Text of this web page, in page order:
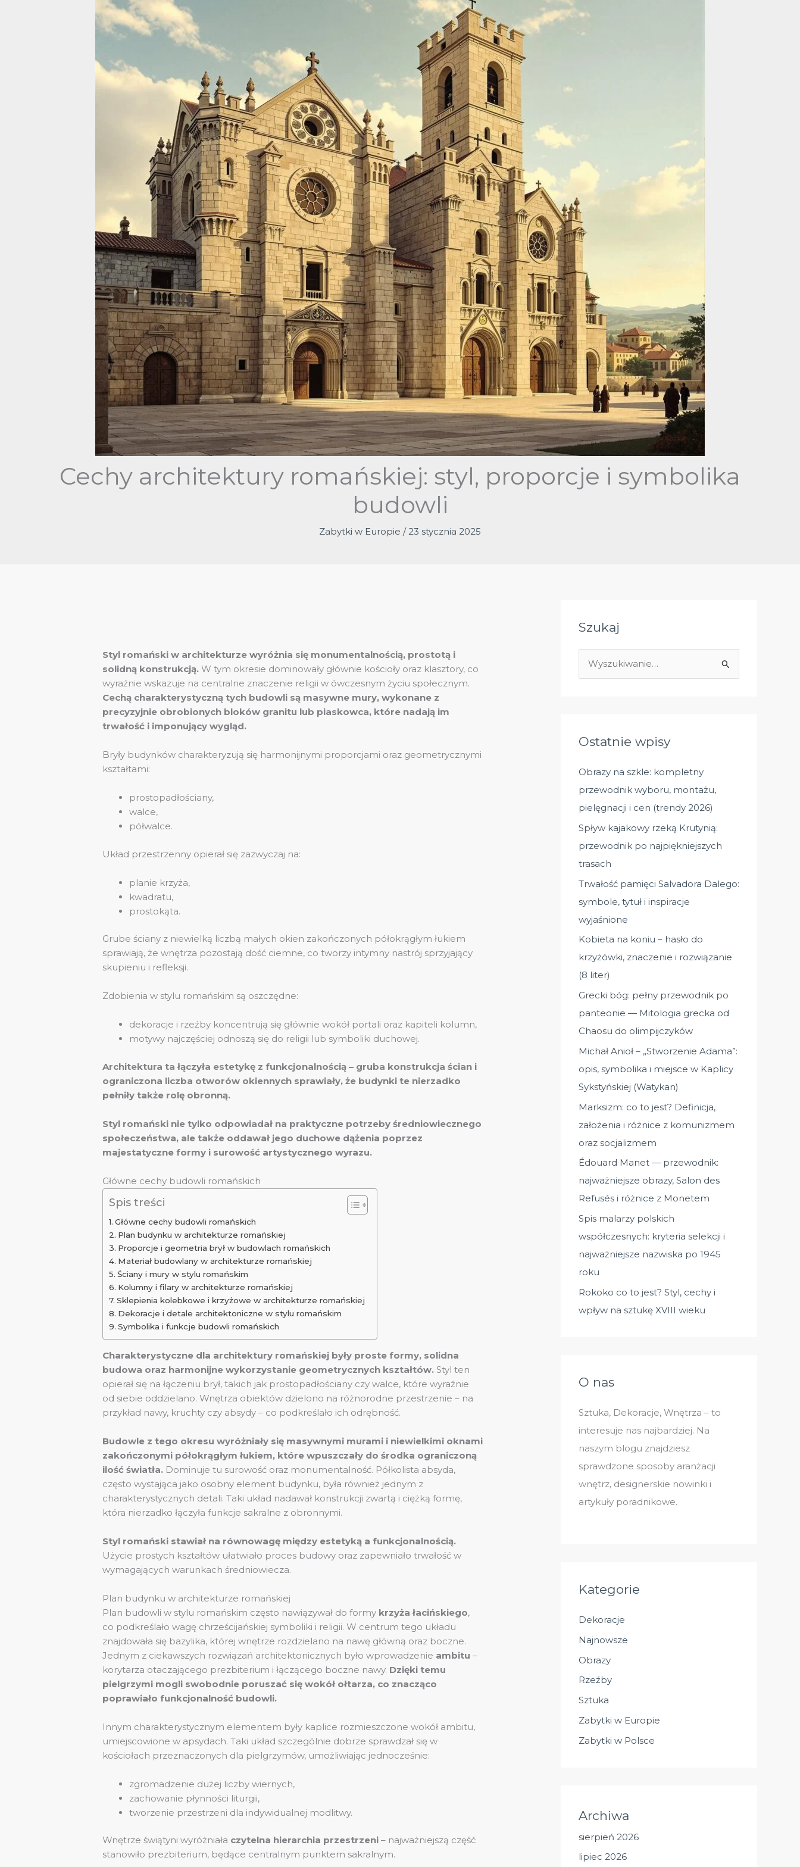
Cechy architektury romańskiej: styl, proporcje i symbolika
budowli
Zabytki w Europie /23 stycznia 2025
Styl romański w architekturze wyróżnia się monumentalnością, prostotą i
solidną konstrukcją. W tym okresie dominowały głównie kościoły oraz klasztory, co
wyraźnie wskazuje na centralne znaczenie religii w ówczesnym życiu społecznym.
Cechą charakterystyczną tych budowli są masywne mury, wykonane z
precyzyjnie obrobionych bloków granitu lub piaskowca, które nadają im
trwałość i imponujący wygląd.
Bryły budynków charakteryzują się harmonijnymi proporcjami oraz geometrycznymi
kształtami:
prostopadłościany,
walce,
półwalce.
Układ przestrzenny opierał się zazwyczaj na:
planie krzyża,
kwadratu,
prostokąta.
Grube ściany z niewielką liczbą małych okien zakończonych półokrągłym łukiem
sprawiają, że wnętrza pozostają dość ciemne, co tworzy intymny nastrój sprzyjający
skupieniu i refleksji.
Zdobienia w stylu romańskim są oszczędne:
dekoracje i rzeźby koncentrują się głównie wokół portali oraz kapiteli kolumn,
motywy najczęściej odnoszą się do religii lub symboliki duchowej.
Architektura ta łączyła estetykę z funkcjonalnością – gruba konstrukcja ścian i
ograniczona liczba otworów okiennych sprawiały, że budynki te nierzadko
pełniły także rolę obronną.
Styl romański nie tylko odpowiadał na praktyczne potrzeby średniowiecznego
społeczeństwa, ale także oddawał jego duchowe dążenia poprzez
majestatyczne formy i surowość artystycznego wyrazu.
Główne cechy budowli romańskich
Spis treści
Główne cechy budowli romańskich
Plan budynku w architekturze romańskiej
Proporcje i geometria brył w budowlach romańskich
Materiał budowlany w architekturze romańskiej
Ściany i mury w stylu romańskim
Kolumny i filary w architekturze romańskiej
Sklepienia kolebkowe i krzyżowe w architekturze romańskiej
Dekoracje i detale architektoniczne w stylu romańskim
Symbolika i funkcje budowli romańskich
Charakterystyczne dla architektury romańskiej były proste formy, solidna
budowa oraz harmonijne wykorzystanie geometrycznych kształtów. Styl ten
opierał się na łączeniu brył, takich jak prostopadłościany czy walce, które wyraźnie
od siebie oddzielano. Wnętrza obiektów dzielono na różnorodne przestrzenie – na
przykład nawy, kruchty czy absydy – co podkreślało ich odrębność.
Budowle z tego okresu wyróżniały się masywnymi murami i niewielkimi oknami
zakończonymi półokrągłym łukiem, które wpuszczały do środka ograniczoną
ilość światła. Dominuje tu surowość oraz monumentalność. Półkolista absyda,
często wystająca jako osobny element budynku, była również jednym z
charakterystycznych detali. Taki układ nadawał konstrukcji zwartą i ciężką formę,
która nierzadko łączyła funkcje sakralne z obronnymi.
Styl romański stawiał na równowagę między estetyką a funkcjonalnością.
Użycie prostych kształtów ułatwiało proces budowy oraz zapewniało trwałość w
wymagających warunkach średniowiecza.
Plan budynku w architekturze romańskiej
Plan budowli w stylu romańskim często nawiązywał do formy krzyża łacińskiego,
co podkreślało wagę chrześcijańskiej symboliki i religii. W centrum tego układu
znajdowała się bazylika, której wnętrze rozdzielano na nawę główną oraz boczne.
Jednym z ciekawszych rozwiązań architektonicznych było wprowadzenie ambitu –
korytarza otaczającego prezbiterium i łączącego boczne nawy. Dzięki temu
pielgrzymi mogli swobodnie poruszać się wokół ołtarza, co znacząco
poprawiało funkcjonalność budowli.
Innym charakterystycznym elementem były kaplice rozmieszczone wokół ambitu,
umiejscowione w apsydach. Taki układ szczególnie dobrze sprawdzał się w
kościołach przeznaczonych dla pielgrzymów, umożliwiając jednocześnie:
zgromadzenie dużej liczby wiernych,
zachowanie płynności liturgii,
tworzenie przestrzeni dla indywidualnej modlitwy.
Wnętrze świątyni wyróżniała czytelna hierarchia przestrzeni – najważniejszą część
stanowiło prezbiterium, będące centralnym punktem sakralnym.
Szukaj
jOstatnie wpisy
Obrazy na szkle: kompletny
przewodnik wyboru, montażu,
pielęgnacji i cen (trendy 2026)
Spływ kajakowy rzeką Krutynią:
przewodnik po najpiękniejszych
trasach
Trwałość pamięci Salvadora Dalego:
symbole, tytuł i inspiracje
wyjaśnione
Kobieta na koniu – hasło do
krzyżówki, znaczenie i rozwiązanie
(8 liter)
Grecki bóg: pełny przewodnik po
panteonie — Mitologia grecka od
Chaosu do olimpijczyków
Michał Anioł – „Stworzenie Adama”:
opis, symbolika i miejsce w Kaplicy
Sykstyńskiej (Watykan)
Marksizm: co to jest? Definicja,
założenia i różnice z komunizmem
oraz socjalizmem
Édouard Manet — przewodnik:
najważniejsze obrazy, Salon des
Refusés i różnice z Monetem
Spis malarzy polskich
współczesnych: kryteria selekcji i
najważniejsze nazwiska po 1945
roku
Rokoko co to jest? Styl, cechy i
wpływ na sztukę XVIII wieku
O nas
Sztuka, Dekoracje, Wnętrza – to
interesuje nas najbardziej. Na
naszym blogu znajdziesz
sprawdzone sposoby aranżacji
wnętrz, designerskie nowinki i
artykuły poradnikowe.
Kategorie
Dekoracje
Najnowsze
Obrazy
Rzeźby
Sztuka
Zabytki w Europie
Zabytki w Polsce
Archiwa
sierpień 2026
lipiec 2026